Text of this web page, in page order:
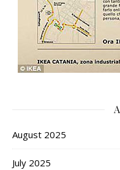
August 2025
July 2025